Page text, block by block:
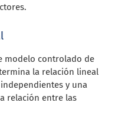
modelo controlado de
la relación lineal
y una
relación entre las